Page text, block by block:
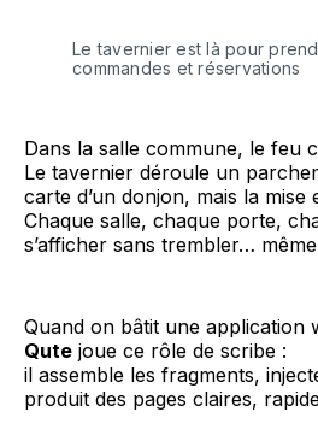
Le tavernier est là pour
commandes et réservations
Dans la salle commune, le feu
Le tavernier déroule un
carte d’un donjon, mais la mise
Chaque salle, chaque porte,
s’afficher sans trembler…
Quand on bâtit une application
Qute joue ce rôle de scribe :
il assemble les fragments,
produit des pages claires,